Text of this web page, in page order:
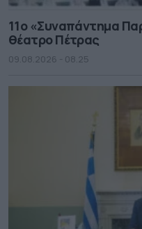
11ο «Συναπάντημα
θέατρο Πέτρας
09.08.2026 - 08.25